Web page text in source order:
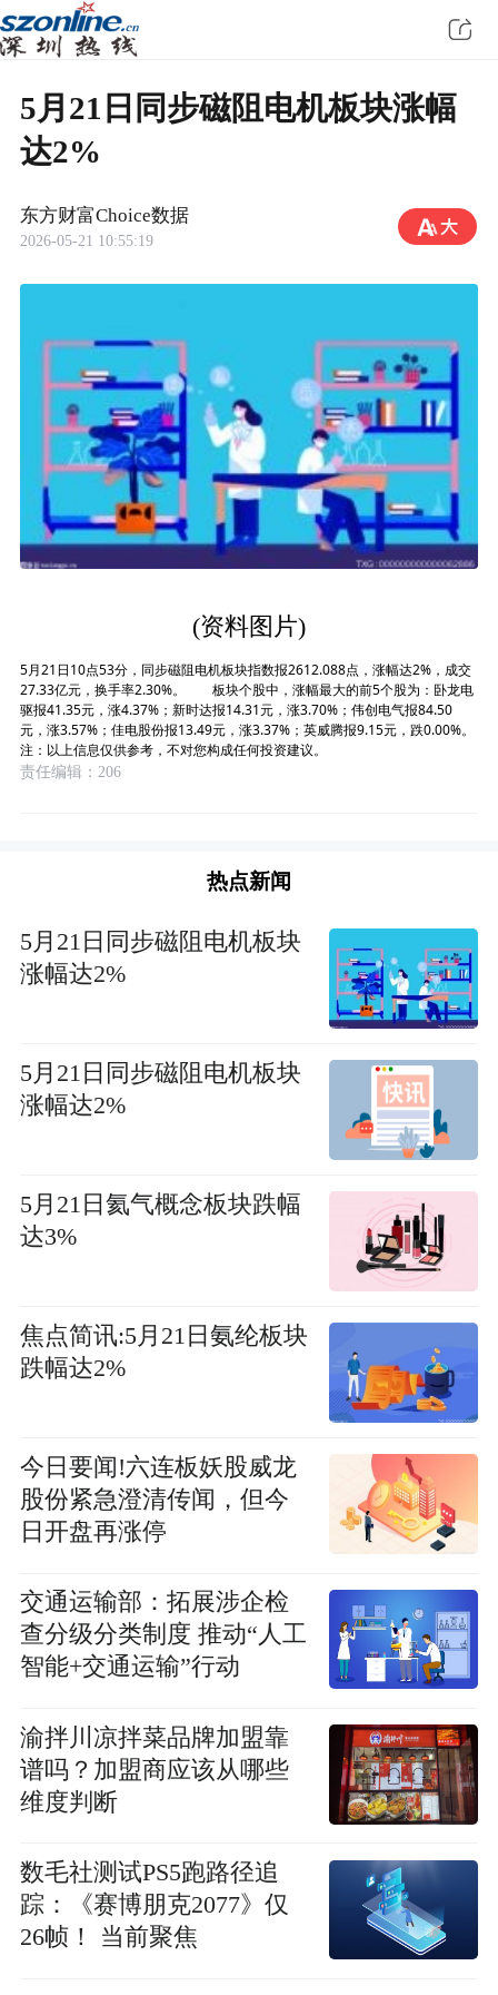
5月21日同步磁阻电机板块涨幅
达2%
东方财富Choice数据
2026-05-21 10:55:19
(资料图片)
5月21日10点53分，同步磁阻电机板块指数报2612.088点，涨幅达2%，成交
27.33亿元，换手率2.30%。 板块个股中，涨幅最大的前5个股为：卧龙电
驱报41.35元，涨4.37%；新时达报14.31元，涨3.70%；伟创电气报84.50
元，涨3.57%；佳电股份报13.49元，涨3.37%；英威腾报9.15元，跌0.00%。
注：以上信息仅供参考，不对您构成任何投资建议。
责任编辑：206
热点新闻
5月21日同步磁阻电机板块
涨幅达2%
5月21日同步磁阻电机板块
涨幅达2%
5月21日氦气概念板块跌幅
达3%
焦点简讯:5月21日氨纶板块
跌幅达2%
今日要闻!六连板妖股威龙
股份紧急澄清传闻，但今
日开盘再涨停
交通运输部：拓展涉企检
查分级分类制度 推动“人工
智能+交通运输”行动
渝拌川凉拌菜品牌加盟靠
谱吗？加盟商应该从哪些
维度判断
数毛社测试PS5跑路径追
踪：《赛博朋克2077》仅
26帧！ 当前聚焦